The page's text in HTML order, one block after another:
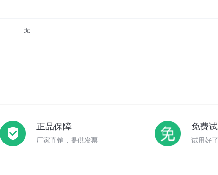
无
正品保障
厂家直销，提供发票
免费
试用好